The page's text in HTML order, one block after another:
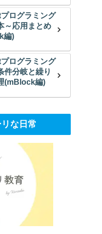
プログラミング
～応用まとめ
編)
プログラミング
分岐と繰り
(mBlock編)
な日常